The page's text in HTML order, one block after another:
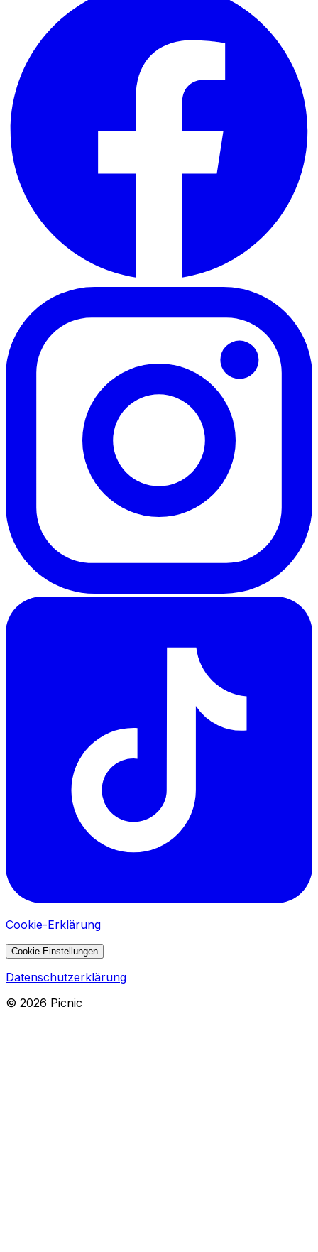
Cookie-Erklärung
Cookie-Einstellungen
Datenschutzerklärung
© 2026 Picnic